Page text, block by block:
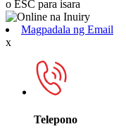
o ESC para isara
Magpadala ng Email
x
Telepono